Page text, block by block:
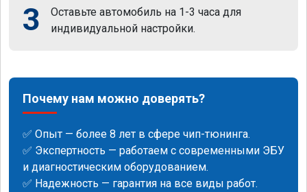
3
Оставьте автомобиль на 1-3 часа для
индивидуальной настройки.
Почему нам можно доверять?
✅ Опыт — более 8 лет в сфере чип-тюнинга.
✅ Экспертность — работаем с современными ЭБУ
и диагностическим оборудованием.
✅ Надежность — гарантия на все виды работ.